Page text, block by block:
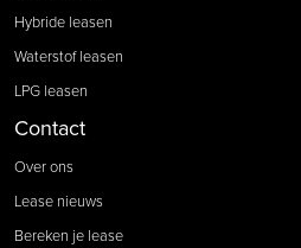
Hybride leasen
Waterstof leasen
LPG leasen
Contact
Over ons
Lease nieuws
Bereken je lease